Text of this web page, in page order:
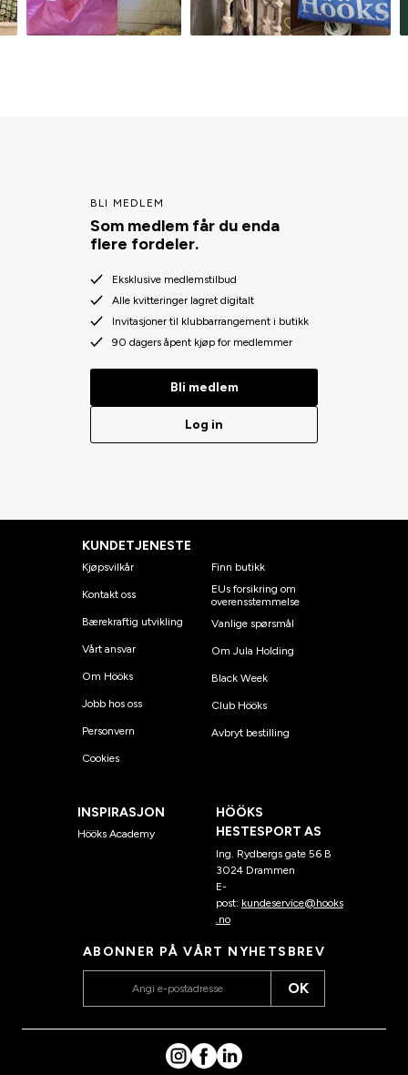
BLI MEDLEM
Som medlem får du enda
flere fordeler.
Eksklusive medlemstilbud
Alle kvitteringer lagret digitalt
Invitasjoner til klubbarrangement i butikk
90 dagers åpent kjøp for medlemmer
Bli medlem
Log in
KUNDETJENESTE
Kjøpsvilkår
Kontakt oss
Bærekraftig utvikling
Vårt ansvar
Om Hööks
Jobb hos oss
Personvern
Cookies
Finn butikk
EUs forsikring om
overensstemmelse
Vanlige spørsmål
Om Jula Holding
Black Week
Club Hööks
Avbryt bestilling
INSPIRASJON
Hööks Academy
HÖÖKS
HESTESPORT AS
Ing. Rydbergs gate 56 B
3024 Drammen
E-
post: kundeservice@hooks
.no
ABONNER PÅ VÅRT NYHETSBREV
OK